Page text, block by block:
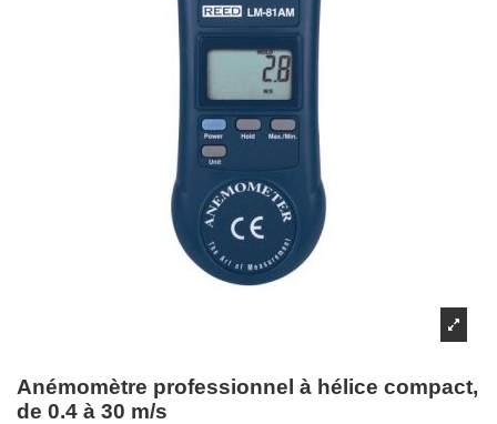
Anémomètre professionnel à hélice compact,
de 0.4 à 30 m/s